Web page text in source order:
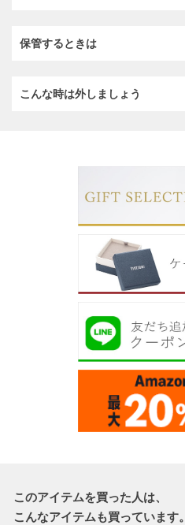
保管するときは
こんな時は外しましょう
このアイテムを買った人は、
こんなアイテムも買っています。